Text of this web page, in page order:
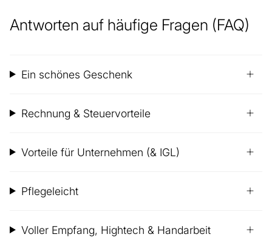
Antworten auf häufige Fragen (FAQ)
Ein schönes Geschenk
Rechnung & Steuervorteile
Vorteile für Unternehmen (& IGL)
Pflegeleicht
Voller Empfang, Hightech & Handarbeit